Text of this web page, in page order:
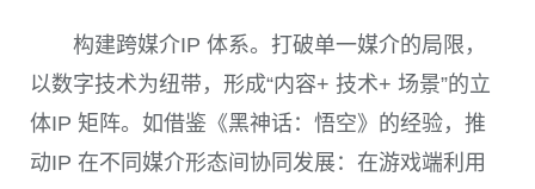
构建跨媒介IP 体系。打破单一媒介的局限，
以数字技术为纽带，形成“内容+ 技术+ 场景”的立
体IP 矩阵。如借鉴《黑神话：悟空》的经验，推
动IP 在不同媒介形态间协同发展：在游戏端利用